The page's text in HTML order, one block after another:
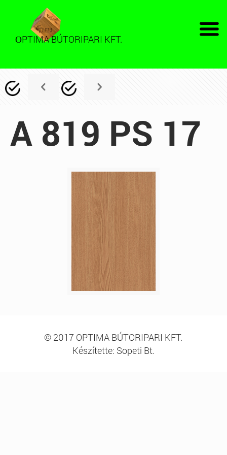
OPTIMA BÚTORIPARI KFT.
A 819 PS 17
© 2017 OPTIMA BÚTORIPARI KFT.
Készítette: Sopeti Bt.